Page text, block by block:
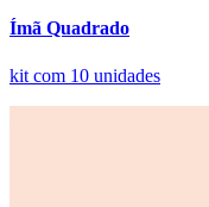
Ímã Quadrado
kit com 10 unidades